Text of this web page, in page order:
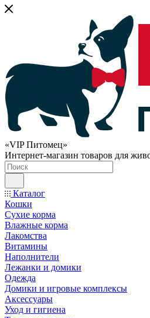
«VIP Питомец»
Интернет-магазин товаров для
Каталог
Кошки
Сухие корма
Влажные корма
Лакомства
Витамины
Наполнители
Лежанки и домики
Одежда
Домики и игровые комплексы
Аксессуары
Уход и гигиена